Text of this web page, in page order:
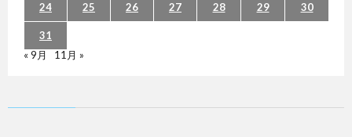
24 25 26 27 28 29 30
31
« 9月
11月 »